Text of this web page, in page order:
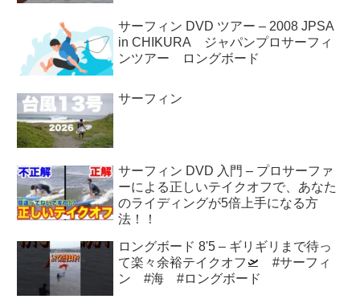
サーフィン DVD ツアー – 2008 JPSA
in CHIKURA ジャパンプロサーフィ
ンツアー ロングボード
サーフィン
サーフィン DVD 入門 – プロサーファ
ーによる正しいテイクオフで、あなた
のライディングが5倍上手になる方
法！！
ロングボード 8'5 – ギリギリまで待っ
て楽々余裕テイクオフ🛫 #サーフィ
ン #海 #ロングボード